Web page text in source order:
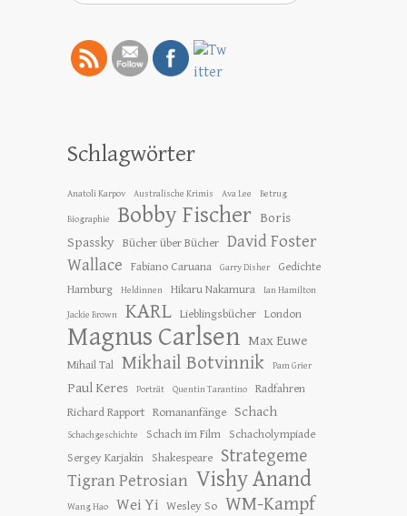
Schlagwörter
Anatoli Karpov Australische Krimis Ava Lee Betrug
Biographie Bobby Fischer Boris
Spassky Bücher über Bücher David Foster
Wallace
Fabiano Caruana Garry Disher
Gedichte
Hamburg
Heldinnen Hikaru Nakamura Ian Hamilton
Jackie Brown KARL Lieblingsbücher London
Magnus Carlsen Max Euwe
Mihail Tal Mikhail Botvinnik Pam Grier
Paul Keres Porträt Quentin Tarantino
Radfahren
Richard Rapport Romananfänge Schach
Schachgeschichte Schach im Film
Schacholympiade
Sergey Karjakin
Shakespeare Strategeme
Tigran Petrosian Vishy Anand
Wang Hao Wei Yi Wesley So WM-Kampf